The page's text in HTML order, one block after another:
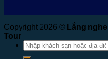
Copyright 2026 © Lắng
Tour
Tìm
kiếm: